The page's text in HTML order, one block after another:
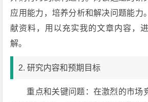
应用能力，培养分析和解决问题能力
献资料，用以充实我的文章内容，
解。
2. 研究内容和预期目标
重点和关键问题：在激烈的市场